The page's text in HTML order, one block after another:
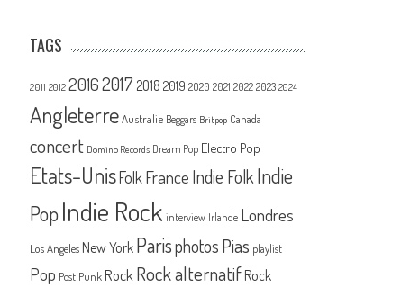
TAGS
2011 2012 20162017 2018 2019 2020 2021 2022 2023 2024
Angleterre Australie Beggars Britpop Canada
concert Domino Records Dream Pop Electro Pop
Etats-UnisFolk France Indie FolkIndie
PopIndie Rock interview Irlande Londres
Los Angeles New York Parisphotos Pias playlist
Pop Post Punk Rock Rock alternatif Rock